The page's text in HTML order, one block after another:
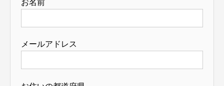
お名前
メールアドレス